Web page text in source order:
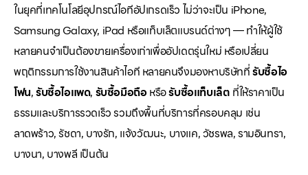
ในยุคที่เทคโนโลยีอุปกรณ์ไอทีอัปเกรดเร็ว ไม่ว่าจะเป็น iPhone,
Samsung Galaxy, iPad หรือแท็บเล็ตแบรนด์ต่างๆ — ทำให้ผู้ใช้
หลายคนจำเป็นต้องขายเครื่องเก่าเพื่ออัปเดตรุ่นใหม่ หรือเปลี่ยน
พฤติกรรมการใช้งานสินค้าไอที หลายคนจึงมองหาบริษัทที่รับซื้อไอ
โฟน,รับซื้อไอแพด, รับซื้อมือถือหรือรับซื้อแท็บเล็ต ที่ให้ราคาเป็น
ธรรมและบริการรวดเร็ว รวมถึงพื้นที่บริการที่ครอบคลุม เช่น
ลาดพร้าว, รัชดา, บางรัก, แจ้งวัฒนะ, บางแค, วัชรพล, รามอินทรา,
บางนา, บางพลี เป็นต้น